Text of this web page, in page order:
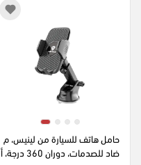
حامل هاتف للسيارة من لينيس، م
ضاد للصدمات، دوران 360 درجة، أ